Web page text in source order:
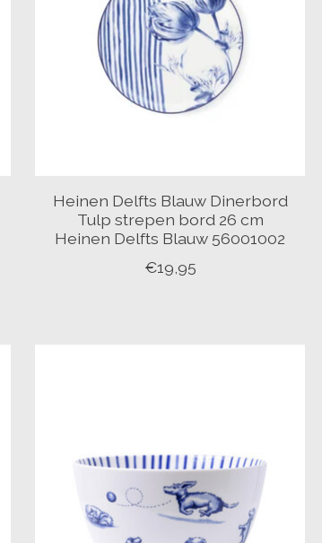
Heinen Delfts Blauw Dinerbord
Tulp strepen bord 26 cm
Heinen Delfts Blauw 56001002
€19,95